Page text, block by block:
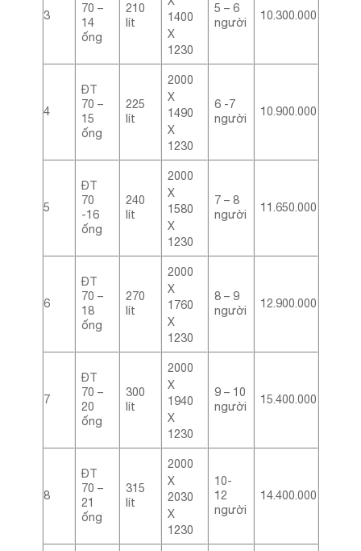
3
70 –
14
ống
210
lít
1400
X
1230
5 – 6
người
10.300.000
4
ĐT
70 –
15
ống
225
lít
2000
X
1490
X
1230
6 -7
người
10.900.000
5
ĐT
70
-16
ống
240
lít
2000
X
1580
X
1230
7 – 8
người
11.650.000
6
ĐT
70 –
18
ống
270
lít
2000
X
1760
X
1230
8 – 9
người
12.900.000
7
ĐT
70 –
20
ống
300
lít
2000
X
1940
X
1230
9 – 10
người
15.400.000
8
ĐT
70 –
21
ống
315
lít
2000
X
2030
X
1230
10-
12
người
14.400.000